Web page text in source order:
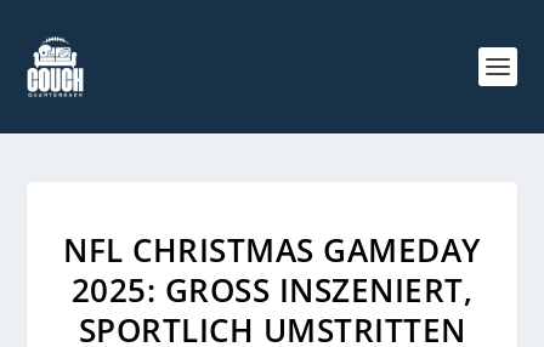
NFL CHRISTMAS GAMEDAY
2025: GROSS INSZENIERT, S
PORTLICH UMSTRITTEN